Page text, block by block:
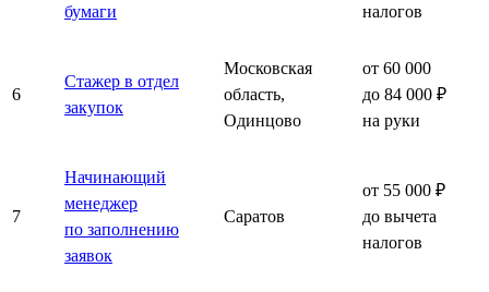
бумаги
налогов
6
Стажер в отдел
закупок
Московская
область,
Одинцово
от 60 000
до 84 000 ₽
на руки
7
Начинающий
менеджер
по заполнению
заявок
Саратов
от 55 000 ₽
до вычета
налогов